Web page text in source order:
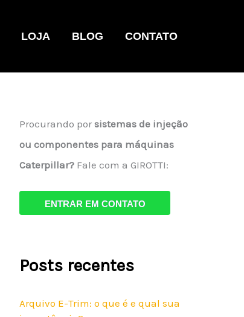
LOJA BLOG CONTATO
Procurando por sistemas de injeção
ou componentes para máquinas
Caterpillar? Fale com a GIROTTI:
ENTRAR EM CONTATO
Posts recentes
Arquivo E-Trim: o que é e qual sua